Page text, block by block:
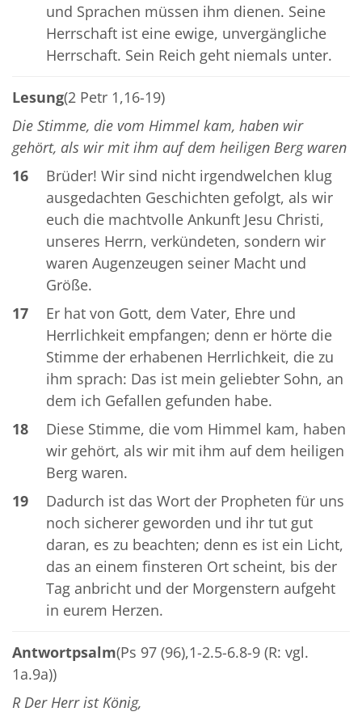
und Sprachen müssen ihm dienen. Seine
Herrschaft ist eine ewige, unvergängliche
Herrschaft. Sein Reich geht niemals unter.
Lesung(2 Petr 1,16-19)
Die Stimme, die vom Himmel kam, haben wir
gehört, als wir mit ihm auf dem heiligen Berg waren
16
Brüder! Wir sind nicht irgendwelchen klug
ausgedachten Geschichten gefolgt, als wir
euch die machtvolle Ankunft Jesu Christi,
unseres Herrn, verkündeten, sondern wir
waren Augenzeugen seiner Macht und
Größe.
17
Er hat von Gott, dem Vater, Ehre und
Herrlichkeit empfangen; denn er hörte die
Stimme der erhabenen Herrlichkeit, die zu
ihm sprach: Das ist mein geliebter Sohn, an
dem ich Gefallen gefunden habe.
18
Diese Stimme, die vom Himmel kam, haben
wir gehört, als wir mit ihm auf dem heiligen
Berg waren.
19
Dadurch ist das Wort der Propheten für uns
noch sicherer geworden und ihr tut gut
daran, es zu beachten; denn es ist ein Licht,
das an einem finsteren Ort scheint, bis der
Tag anbricht und der Morgenstern aufgeht
in eurem Herzen.
Antwortpsalm(Ps 97 (96),1-2.5-6.8-9 (R: vgl.
1a.9a))
R Der Herr ist König,